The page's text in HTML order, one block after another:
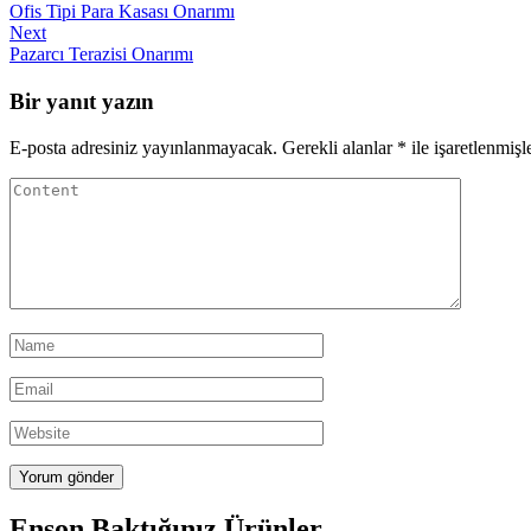
gezinmesi
Post
Ofis Tipi Para Kasası Onarımı
Next
Post
Next
Pazarcı Terazisi Onarımı
Bir yanıt yazın
E-posta adresiniz yayınlanmayacak. Gerekli alanlar * ile